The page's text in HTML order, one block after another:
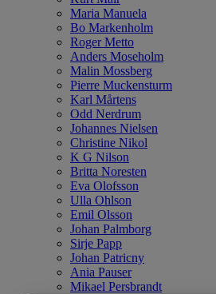
Maria Manuela
Bo Markenholm
Roger Metto
Anders Moseholm
Malin Mossberg
Pierre Muckensturm
Karl Mårtens
Odd Nerdrum
Johannes Nielsen
Christine Nikol
K G Nilson
Britta Noresten
Eva Olofsson
Ulla Ohlson
Emil Olsson
Johan Palmborg
Sirje Papp
Johan Patricny
Ania Pauser
Mikael Persbrandt